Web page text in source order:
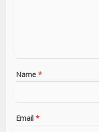
Name *
Email *